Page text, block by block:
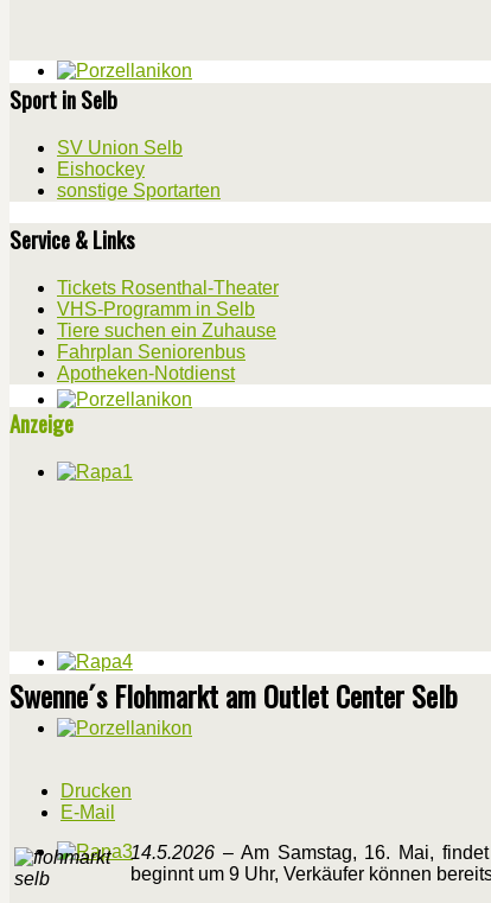
Sport in Selb
SV Union Selb
Eishockey
sonstige Sportarten
Service & Links
Tickets Rosenthal-Theater
VHS-Programm in Selb
Tiere suchen ein Zuhause
Fahrplan Seniorenbus
Apotheken-Notdienst
Anzeige
Swenne´s Flohmarkt am Outlet Center Selb
Drucken
E-Mail
14.5.2026 – Am Samstag, 16. Mai,
beginnt um 9 Uhr, Verkäufer können